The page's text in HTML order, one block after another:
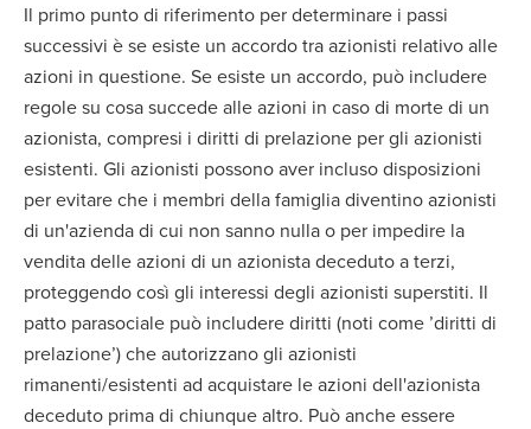
Il primo punto di riferimento per determinare i passi
successivi è se esiste un accordo tra azionisti relativo alle
azioni in questione. Se esiste un accordo, può includere
regole su cosa succede alle azioni in caso di morte di un
azionista, compresi i diritti di prelazione per gli azionisti
esistenti. Gli azionisti possono aver incluso disposizioni
per evitare che i membri della famiglia diventino azionisti
di un'azienda di cui non sanno nulla o per impedire la
vendita delle azioni di un azionista deceduto a terzi,
proteggendo così gli interessi degli azionisti superstiti. Il
patto parasociale può includere diritti (noti come ’diritti di
prelazione’) che autorizzano gli azionisti
rimanenti/esistenti ad acquistare le azioni dell'azionista
deceduto prima di chiunque altro. Può anche essere